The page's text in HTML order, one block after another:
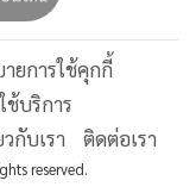
ยเพื่อรวบรวมบท
จุดแข็ง จุดที่ต้อง
คส่วน เพื่อนำไป
ป่าและฝุ่น PM 2.5
ยการใช้คุกกี้
ช้บริการ
วกับเรา ติดต่อเรา
reserved.